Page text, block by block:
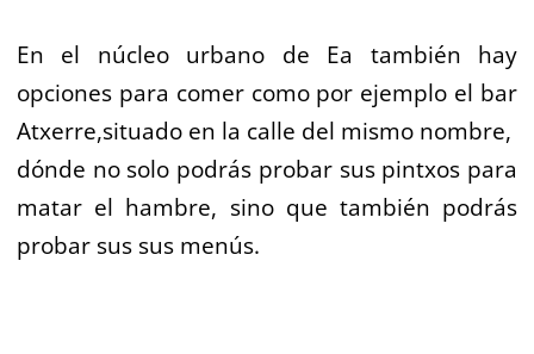
En el núcleo urbano de Ea también hay
opciones para comer como por ejemplo el bar
Atxerre,situado en la calle del mismo nombre,
dónde no solo podrás probar sus pintxos para
matar el hambre, sino que también podrás
probar sus sus menús.